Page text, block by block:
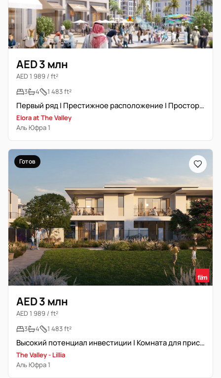
AED 3 млн
AED 1 989 / ft²
3
4 1 483 ft²
Первый ряд | Престижное расположение | Просторная 3-комнатная
Elora at The Valley
Аль Юфра 1
Готов
AED 3 млн
AED 1 989 / ft²
3
4 1 483 ft²
Высокий потенциал инвестиции | Комната для прислуги | Просторная
The Valley - Lillia
Аль Юфра 1